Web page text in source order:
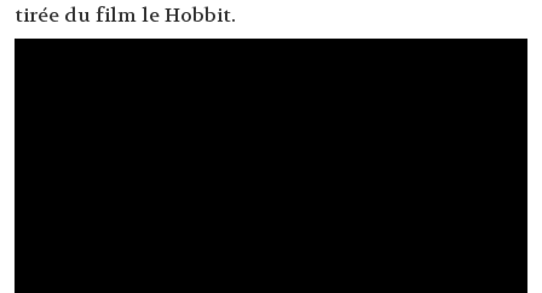
tirée du film le Hobbit.